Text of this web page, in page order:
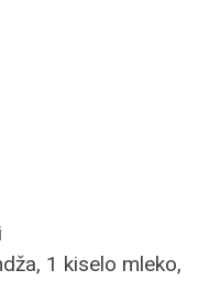
1 kiselo mleko,